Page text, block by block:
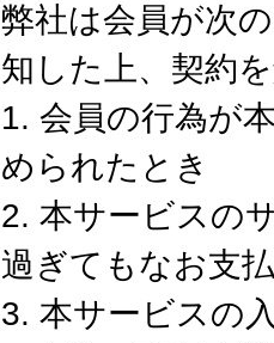
弊社は会員が次
知した上、契約
1. 会員の行為が
められたとき
2. 本サービスの
過ぎてもなお支
3. 本サービスの